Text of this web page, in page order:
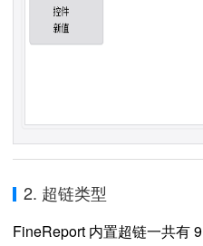
2. 超链类型
FineReport 内置超链一共有